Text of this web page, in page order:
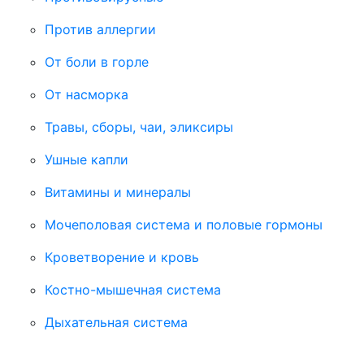
Против аллергии
От боли в горле
От насморка
Травы, сборы, чаи, эликсиры
Ушные капли
Витамины и минералы
Мочеполовая система и половые гормоны
Кроветворение и кровь
Костно-мышечная система
Дыхательная система